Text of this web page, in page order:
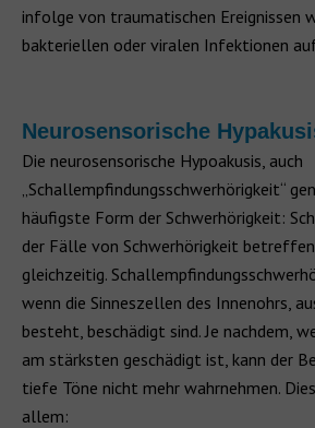
infolge von traumatischen Ereignissen
bakteriellen oder viralen Infektionen
Neurosensorische
Die neurosensorische Hypoakusis, auch
„Schallempfindungsschwerhörigkeit“
häufigste Form der Schwerhörigkeit:
der Fälle von Schwerhörigkeit betreffen
gleichzeitig.
wenn die Sinneszellen des Innenohrs,
besteht, beschädigt sind. Je nachdem,
am stärksten geschädigt ist, kann der
tiefe Töne nicht mehr wahrnehmen.
allem: